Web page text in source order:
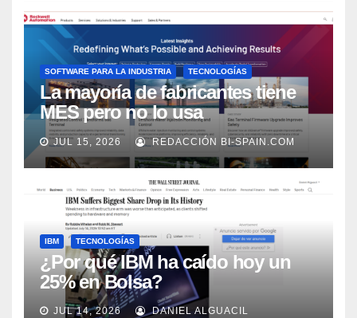
SOFTWARE PARA LA INDUSTRIA TECNOLOGÍAS
La mayoría de fabricantes tiene
MES pero no lo usa
adecuadamente, según Rockwell
Automation
JUL 15, 2026 REDACCIÓN BI-SPAIN.COM
IBM TECNOLOGÍAS
¿Por qué IBM ha caído hoy un
25% en Bolsa?
JUL 14, 2026 DANIEL ALGUACIL